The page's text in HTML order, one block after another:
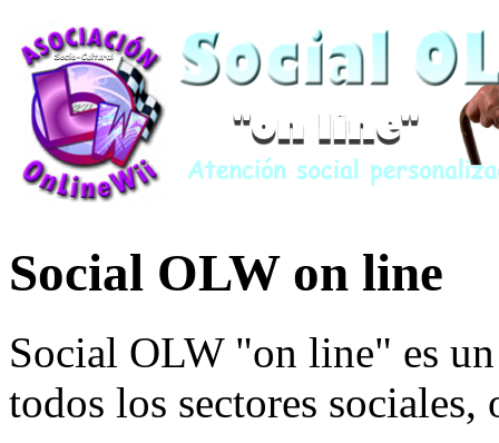
Social OLW on line
Social OLW "on line" es
todos los sectores sociales,